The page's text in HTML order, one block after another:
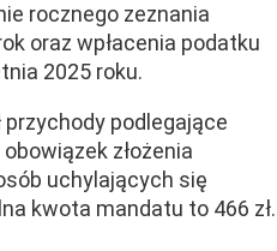
rocznego zeznania
oraz wpłacenia podatku
2025 roku.
przychody podlegające
złożenia
uchylających się
kwota mandatu to 466 zł.